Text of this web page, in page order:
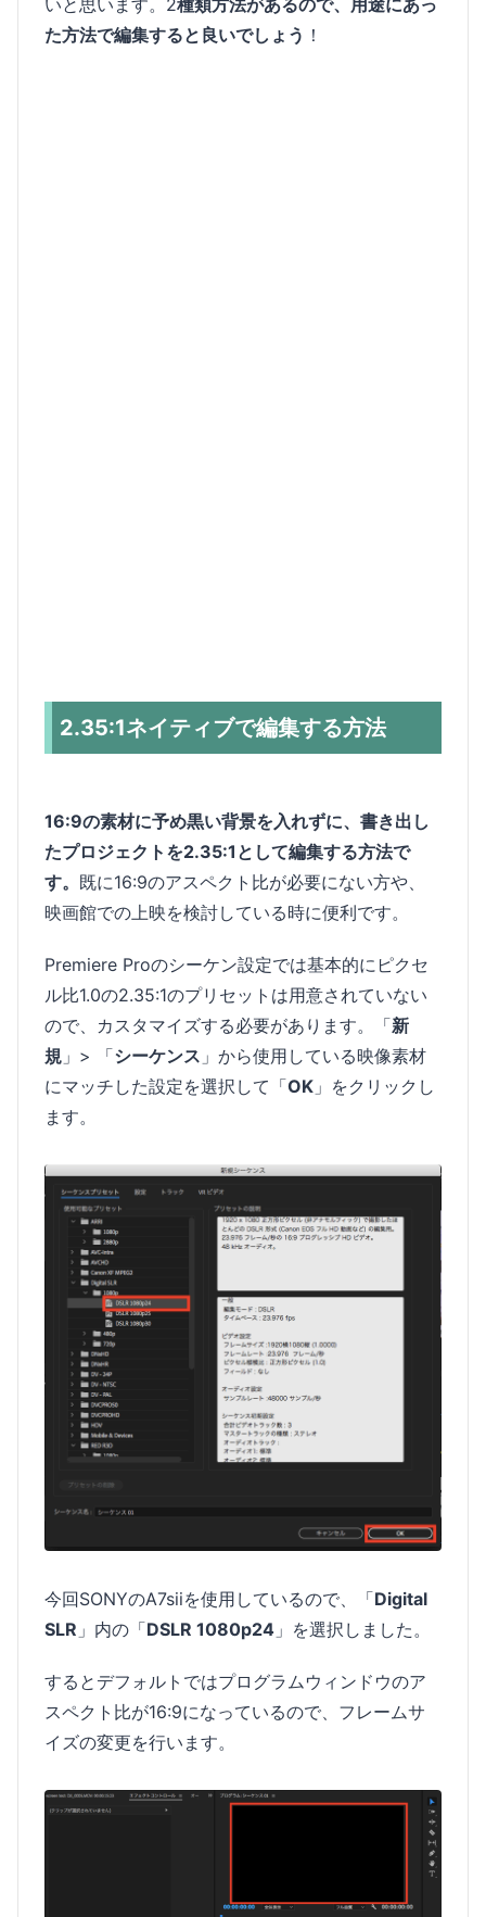
た方法で編集すると良いでしょう ！
2.35:1ネイティブで編集する方法
16:9の素材に予め黒い背景を入れずに、書き出し
たプロジェクトを2.35:1として編集する方法で
す。 既に16:9のアスペクト比が必要にない方や、
映画館での上映を検討している時に便利です。
Premiere Proのシーケン設定では基本的にピクセ
ル比1.0の2.35:1のプリセットは用意されていない
ので、カスタマイズする必要があります。「新
規 」> 「シーケンス 」から使用している映像素材
にマッチした設定を選択して「OK 」をクリックし
ます。
今回SONYのA7siiを使用しているので、「Digital
SLR 」内の「DSLR 1080p24 」を選択しました。
するとデフォルトではプログラムウィンドウのア
スペクト比が16:9になっているので、フレームサ
イズの変更を行います。